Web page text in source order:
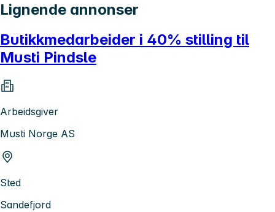
Lignende annonser
Butikkmedarbeider i 40% stilling til
Musti Pindsle
Arbeidsgiver
Musti Norge AS
Sted
Sandefjord